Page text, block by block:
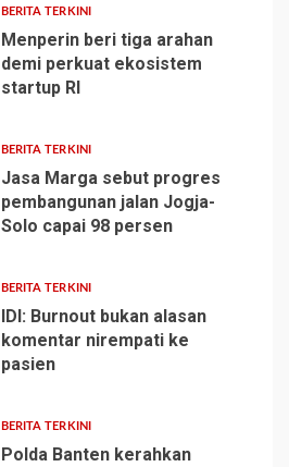
BERITA TERKINI
Menperin beri tiga arahan
demi perkuat ekosistem
startup RI
BERITA TERKINI
Jasa Marga sebut progres
pembangunan jalan Jogja-
Solo capai 98 persen
BERITA TERKINI
IDI: Burnout bukan alasan
komentar nirempati ke
pasien
BERITA TERKINI
Polda Banten kerahkan